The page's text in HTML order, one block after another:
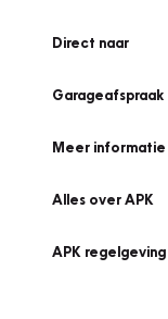
Direct naar
Garageafspraak
Meer informatie
Alles over APK
APK regelgeving